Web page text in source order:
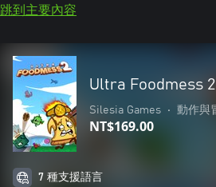
跳到主要內容
Ultra Foodmess 2
Silesia Games • 動作與
NT$169.00
7 種支援語言